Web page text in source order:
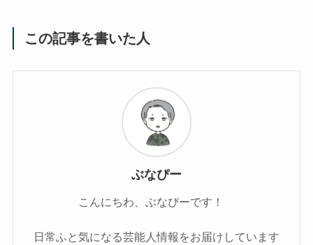
この記事を書いた人
ぶなぴー
こんにちわ、ぶなぴーです！
日常ふと気になる芸能人情報をお届けしています